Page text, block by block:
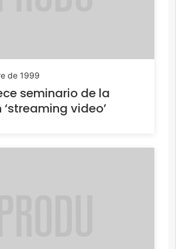
de 1999
seminario de la
‘streaming video’